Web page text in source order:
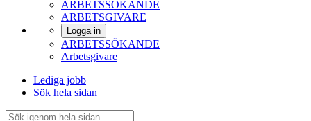
ARBETSSÖKANDE
ARBETSGIVARE
Logga in
ARBETSSÖKANDE
Arbetsgivare
Lediga jobb
Sök hela sidan